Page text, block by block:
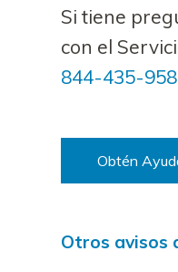
Si tiene
con el
844-435-
Obtén
Otros avisos